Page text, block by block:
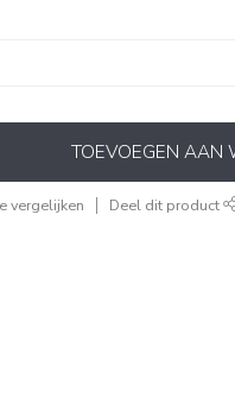
TOEVOEGEN AAN
vergelijken Deel dit product